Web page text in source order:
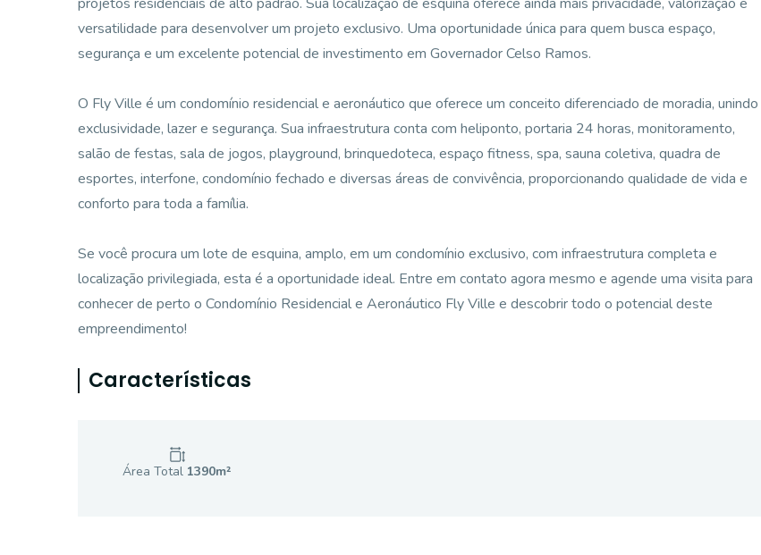
versatilidade para desenvolver um projeto exclusivo. Uma oportunidade única para quem busca espaço,
segurança e um excelente potencial de investimento em Governador Celso Ramos.
O Fly Ville é um condomínio residencial e aeronáutico que oferece um conceito diferenciado de moradia, unindo
exclusividade, lazer e segurança. Sua infraestrutura conta com heliponto, portaria 24 horas, monitoramento,
salão de festas, sala de jogos, playground, brinquedoteca, espaço fitness, spa, sauna coletiva, quadra de
esportes, interfone, condomínio fechado e diversas áreas de convivência, proporcionando qualidade de vida e
conforto para toda a família.
Se você procura um lote de esquina, amplo, em um condomínio exclusivo, com infraestrutura completa e
localização privilegiada, esta é a oportunidade ideal. Entre em contato agora mesmo e agende uma visita para
conhecer de perto o Condomínio Residencial e Aeronáutico Fly Ville e descobrir todo o potencial deste
empreendimento!
Características
Área Total 1390m²